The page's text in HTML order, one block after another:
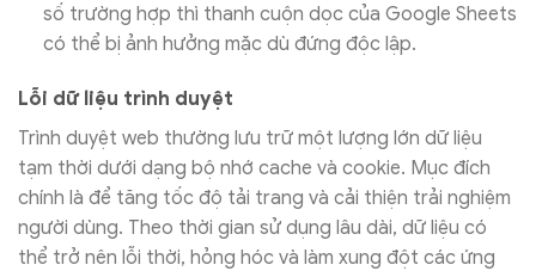
số trường hợp thì thanh cuộn dọc của Google Sheets
có thể bị ảnh hưởng mặc dù đứng độc lập.
Lỗi dữ liệu trình duyệt
Trình duyệt web thường lưu trữ một lượng lớn dữ liệu
tạm thời dưới dạng bộ nhớ cache và cookie. Mục đích
chính là để tăng tốc độ tải trang và cải thiện trải nghiệm
người dùng. Theo thời gian sử dụng lâu dài, dữ liệu có
thể trở nên lỗi thời, hỏng hóc và làm xung đột các ứng